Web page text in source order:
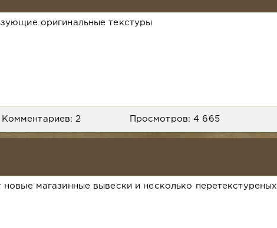
оригинальные текстуры
Комментариев: 2 Просмотров: 4 665
магазинные вывески и несколько перетекстуреных